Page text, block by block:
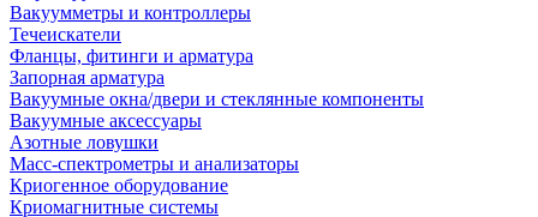
Вакуумметры и контроллеры
Течеискатели
Фланцы, фитинги и арматура
Запорная арматура
Вакуумные окна/двери и стеклянные компоненты
Вакуумные аксессуары
Азотные ловушки
Масс-спектрометры и анализаторы
Криогенное оборудование
Криомагнитные системы